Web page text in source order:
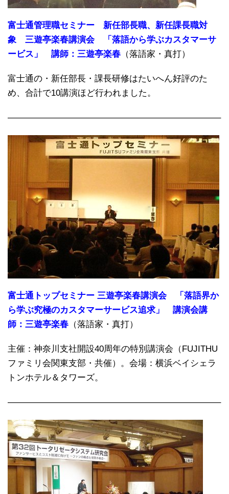
富士通管理職セミナー 新任部長職、新任課長職対
象 三遊亭楽春講演会 「落語から学ぶカスタマーサ
ービス」 講師：三遊亭楽春 （落語家・真打）
富士通の・新任部長・課長研修はたいへん好評のた
め、合計で10講演ほど行われました。
————————————————————————–
富士通トップセミナー 三遊亭楽春講演会 「落語界か
ら学ぶ究極のカスタマーサービス追求」 講演会講
師：三遊亭楽春 （落語家・真打）
主催：神奈川支社開設40周年の特別講演会（FUJITHU
ファミリ会関東支部・共催）。会場：横浜ベイシェラ
トンホテル＆タワーズ。
————————————————————————–